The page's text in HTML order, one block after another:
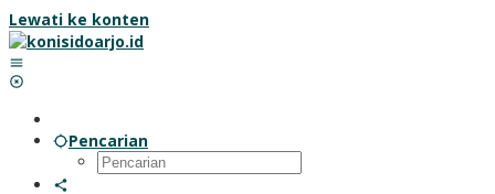
Lewati ke konten
Pencarian